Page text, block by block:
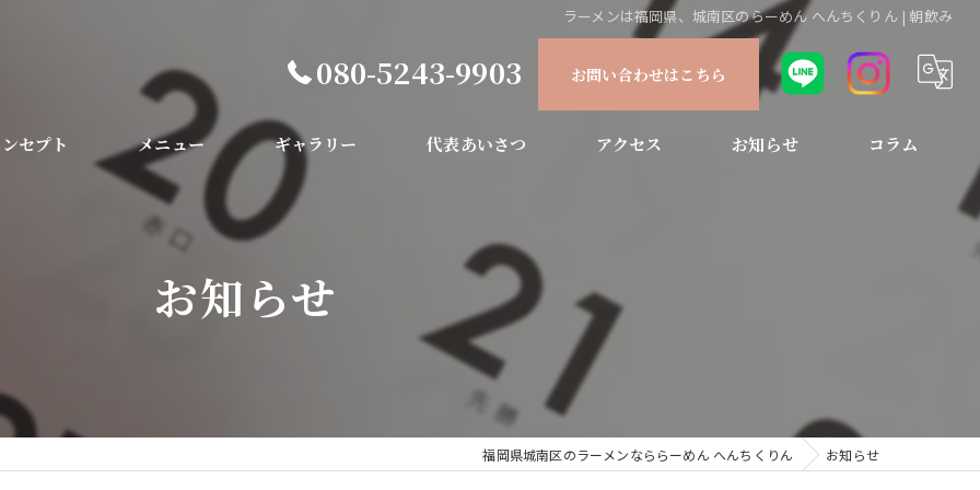
ラーメンは福岡県、城南区のらーめん へんちくりん | 朝飲み
080-5243-9903 お問い合わせはこちら
セプト メニュー ギャラリー 代表あいさつ アクセス お知らせ コラム
お知らせ
福岡県城南区のラーメンなららーめん へんちくりん お知らせ